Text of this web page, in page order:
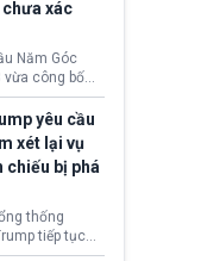
rộng
feet
khu vực Cánh
Trắng.
xác
Năm Góc
vừa công bố
sơ liên quan
hay còn được
tượng bất
xác định
tài liệu này
ảnh,
cáo từ nhiều
nhau như
tra Liên bang
yêu cầu
xét lại vụ
chiếu bị phá
thống
tiếp tục
hồ phản chiếu